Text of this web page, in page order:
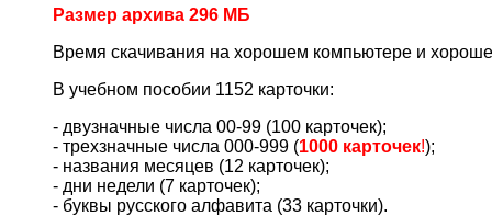
Размер архива 296 МБ
Время скачивания на хорошем компьютере и
В учебном пособии 1152 карточки:
- двузначные числа 00-99 (100 карточек);
- трехзначные числа 000-999 (1000 карточек!);
- названия месяцев (12 карточек);
- дни недели (7 карточек);
- буквы русского алфавита (33 карточки).